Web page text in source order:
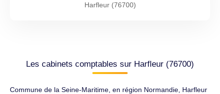
Harfleur (76700)
Les cabinets comptables sur Harfleur (76700)
Commune de la Seine-Maritime, en région Normandie, Harfleur